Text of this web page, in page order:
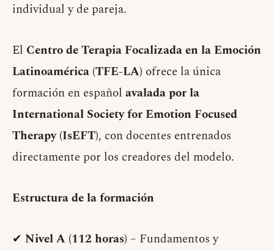
individual y de pareja.
El Centro de Terapia Focalizada en la Emoción
Latinoamérica (TFE-LA) ofrece la única
formación en español avalada por la
International Society for Emotion Focused
Therapy (IsEFT), con docentes entrenados
directamente por los creadores del modelo.
Estructura de la formación
✔ Nivel A (112 horas) – Fundamentos y